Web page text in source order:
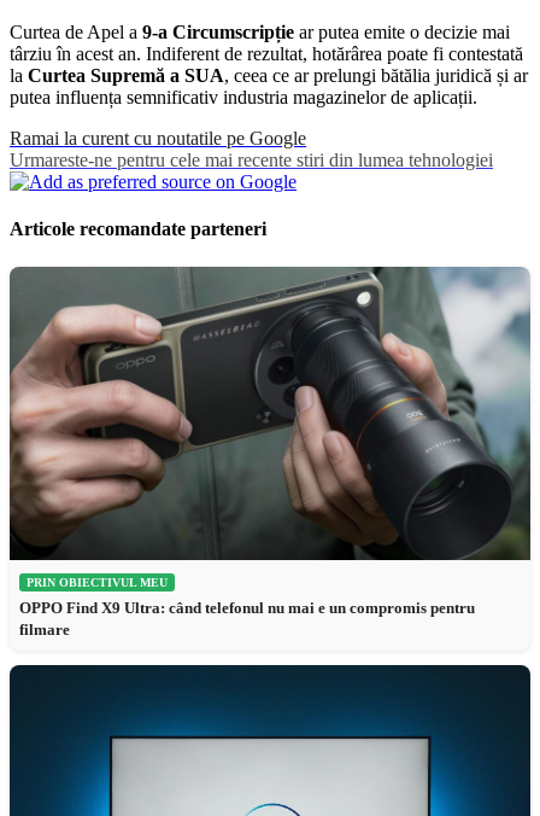
Curtea de Apel a 9-a Circumscripție ar putea emite o decizie mai
târziu în acest an. Indiferent de rezultat, hotărârea poate fi contestată
la Curtea Supremă a SUA, ceea ce ar prelungi bătălia juridică și ar
putea influența semnificativ industria magazinelor de aplicații.
Ramai la curent cu noutatile pe Google
Urmareste-ne pentru cele mai recente stiri din lumea tehnologiei
Articole recomandate parteneri
PRIN OBIECTIVUL MEU
OPPO Find X9 Ultra: când telefonul nu mai e un compromis pentru
filmare